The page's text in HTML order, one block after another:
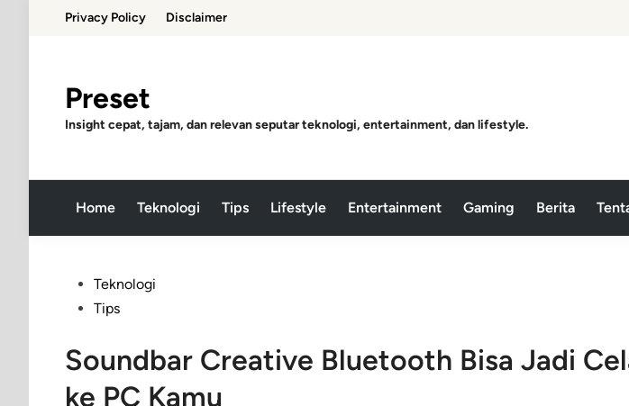
Privacy Policy Disclaimer
Preset
Insight cepat, tajam, dan relevan seputar teknologi, entertainment, dan lifestyle.
Home Teknologi Tips Lifestyle Entertainment Gaming Berita
PostedTeknologi
Tips
Soundbar Creative Bluetooth Bisa Jadi
ke PC Kamu